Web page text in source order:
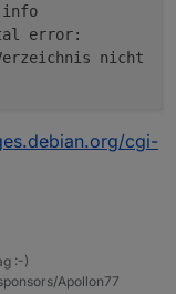
info
error:
nicht
cgi-
:-)
Apollon77